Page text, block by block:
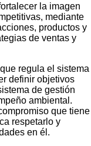
la imagen
mediante
productos y
de ventas y
regula el sistema
definir objetivos
de gestión
ambiental.
que tiene
respetarlo y
en él.